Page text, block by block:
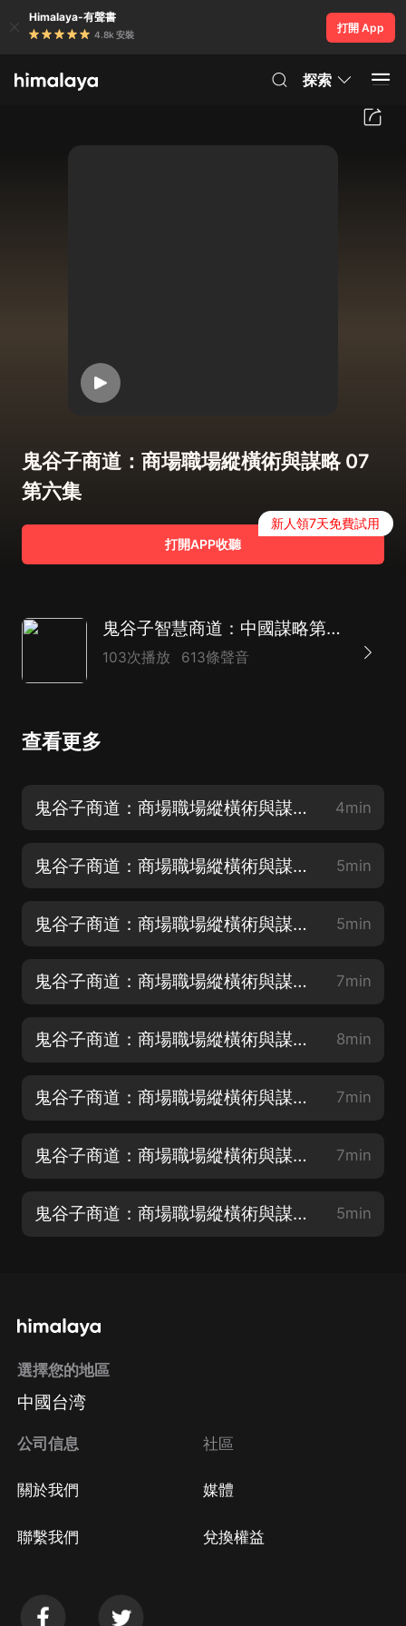
Himalaya-有聲書
4.8k 安裝
打開 App
探索
鬼谷子商道：商場職場縱橫術與謀略 07
第六集
打開APP收聽
新人領7天免費試用
鬼谷子智慧商道：中國謀略第一書 商場職場縱橫術 | 鬼谷子的局 | 智慧化身 縱橫捭闔祖師
103次播放 613條聲音
查看更多
鬼谷子商道：商場職場縱橫術與謀略 01 片花 4min
鬼谷子商道：商場職場縱橫術與謀略 02 第一集 5min
鬼谷子商道：商場職場縱橫術與謀略 03 第二集 5min
鬼谷子商道：商場職場縱橫術與謀略 04 第三集 7min
鬼谷子商道：商場職場縱橫術與謀略 05 第四集 8min
鬼谷子商道：商場職場縱橫術與謀略 06 第五集 7min
鬼谷子商道：商場職場縱橫術與謀略 07 第六集 7min
鬼谷子商道：商場職場縱橫術與謀略 08 第七集 5min
選擇您的地區
中國台湾
公司信息
關於我們
聯繫我們
社區
媒體
兌換權益